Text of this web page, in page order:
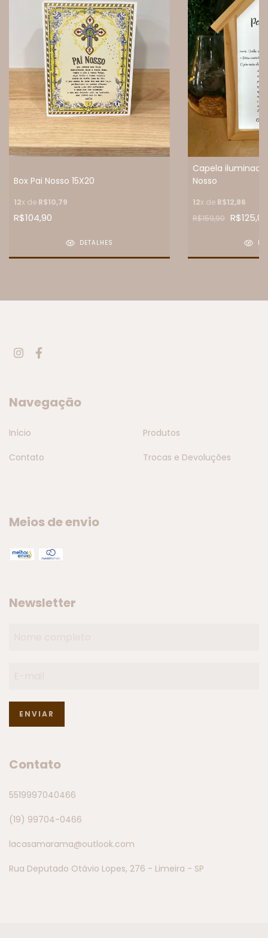
Box Pai Nosso 15X20
12x de R$10,79
R$104,90
DETALHES
Capela
Nosso
12x de R$12,86
R$159,90 R$125,00
Navegação
Início Produtos
Contato Trocas e Devoluções
Meios de envio
Newsletter
Contato
5519997040466
(19) 99704-0466
lacasamarama@outlook.com
Rua Deputado Otávio Lopes, 276 - Limeira - SP